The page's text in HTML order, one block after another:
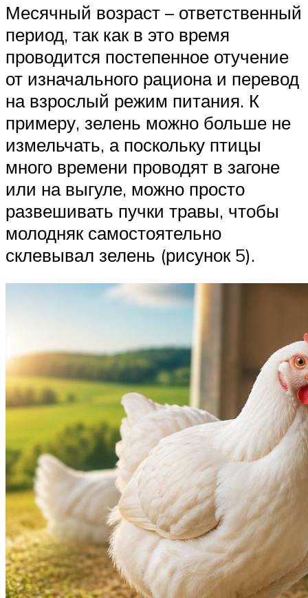
Месячный возраст – ответственный
период, так как в это время
проводится постепенное отучение
от изначального рациона и перевод
на взрослый режим питания. К
примеру, зелень можно больше не
измельчать, а поскольку птицы
много времени проводят в загоне
или на выгуле, можно просто
развешивать пучки травы, чтобы
молодняк самостоятельно
склевывал зелень (рисунок 5).